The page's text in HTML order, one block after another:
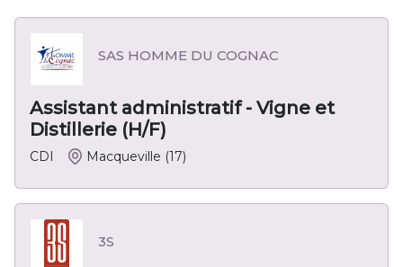
SAS HOMME DU COGNAC
Assistant administratif - Vigne et
Distillerie (H/F)
CDI Macqueville (17)
3S